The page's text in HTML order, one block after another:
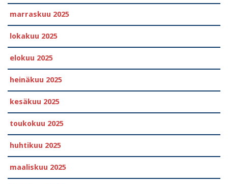
marraskuu 2025
lokakuu 2025
elokuu 2025
heinäkuu 2025
kesäkuu 2025
toukokuu 2025
huhtikuu 2025
maaliskuu 2025